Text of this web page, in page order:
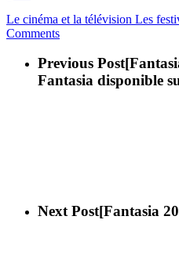
Le cinéma et la télévision Les
Comments
Previous Post
Fantasia disponible
Next Post[Fantasia